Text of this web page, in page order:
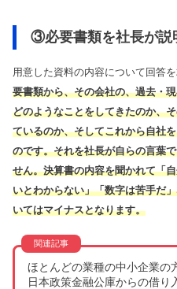
③必要書類を社長が説
用意した資料の内容について回答
要書類から、その会社の、過去・
どのようなことをしてきたのか、
ているのか、そしてこれから自社
のです。それを社長が自らの言葉
せん。決算書の内容を聞かれて「
いとわからない」「数字は苦手だ
いてはマイナスとなります。
ほとんどの業種の中小企業の
日本政策金融公庫からの借り